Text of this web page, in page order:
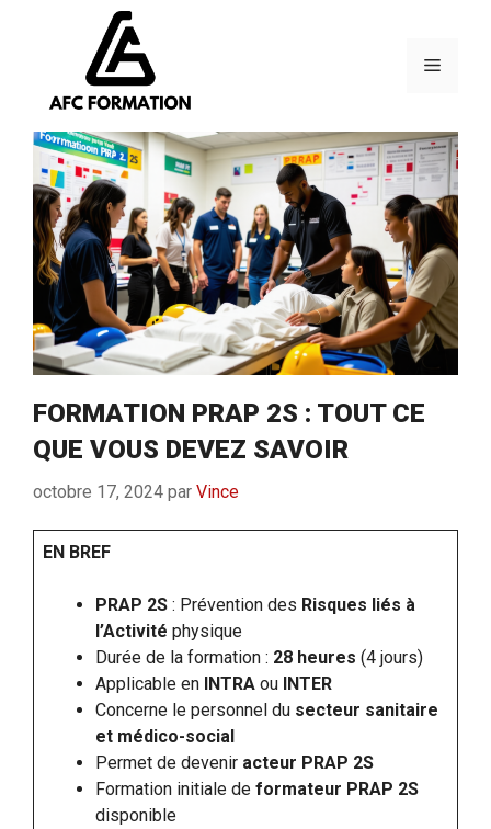
Menu
FORMATION PRAP 2S : TOUT CE
QUE VOUS DEVEZ SAVOIR
octobre 17, 2024 par Vince
EN BREF
PRAP 2S : Prévention des Risques liés à
l’Activité physique
Durée de la formation : 28 heures (4 jours)
Applicable en INTRA ou INTER
Concerne le personnel du secteur sanitaire
et médico-social
Permet de devenir acteur PRAP 2S
Formation initiale de formateur PRAP 2S
disponible